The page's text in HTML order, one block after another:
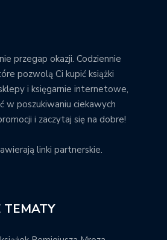
przegap okazji. Codziennie
pozwolą Ci kupić książki
i księgarnie internetowe,
w poszukiwaniu ciekawych
i zaczytaj się na dobre!
linki partnerskie.
TEMATY